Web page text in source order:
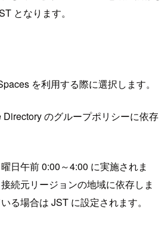
となります。
を利用する際に選択します。
のグループポリシーに依存
日午前 0:00～4:00 に実施されま
続元リージョンの地域に依存しま
る場合は JST に設定されます。